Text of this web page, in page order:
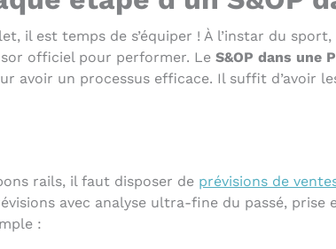
il est temps de s’équiper ! À l’instar du
officiel pour performer. LeS&OP dans une
avoir un processus efficace. Il suffit d’avoir
rails, il faut disposer de prévisions de
avec analyse ultra-fine du passé,
: